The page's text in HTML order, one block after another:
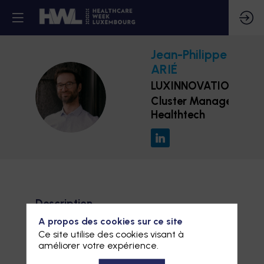
JA
Jean-Philippe
ARIÉ
LUXINNOVATION
Cluster Manager
Healthtech
Description
Titulaire d'un doctorat en biochimie de
l'Université de Paris XI – Institut Pasteur,
Jean-Philippe Arié dirige le Luxembourg
HealthTech Cluster de Luxinnovation depuis
A propos des cookies sur ce site
Ce site utilise des cookies visant à
améliorer votre expérience.